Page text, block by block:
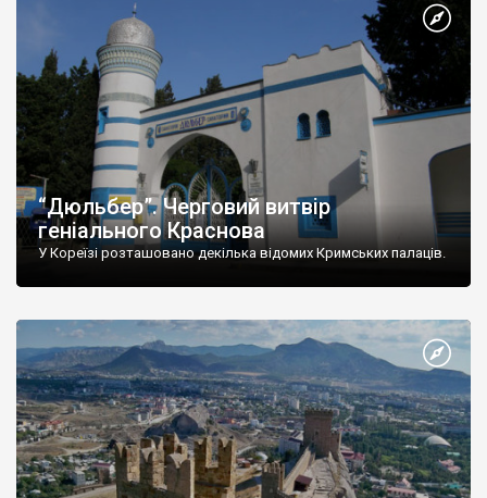
“Дюльбер”. Черговий витвір
геніального Краснова
У Кореїзі розташовано декілька відомих Кримських палаців.